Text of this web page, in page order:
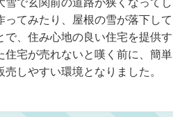
で玄関前の道路が狭くなってし
てみたり、屋根の雪が落下して
で、住み心地の良い住宅を提供す
住宅が売れないと嘆く前に、簡単
しやすい環境となりました。